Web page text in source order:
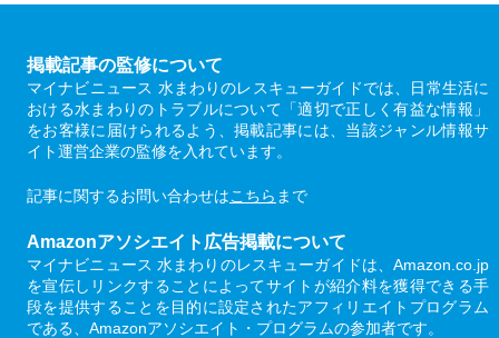
掲載記事の監修について
マイナビニュース 水まわりのレスキューガイドでは、日常生活に
おける水まわりのトラブルについて「適切で正しく有益な情報」
をお客様に届けられるよう、掲載記事には、当該ジャンル情報サ
イト運営企業の監修を入れています。
記事に関するお問い合わせはこちら まで
Amazonアソシエイト広告掲載について
マイナビニュース 水まわりのレスキューガイドは、Amazon.co.jp
を宣伝しリンクすることによってサイトが紹介料を獲得できる手
段を提供することを目的に設定されたアフィリエイトプログラム
である、Amazonアソシエイト・プログラムの参加者です。